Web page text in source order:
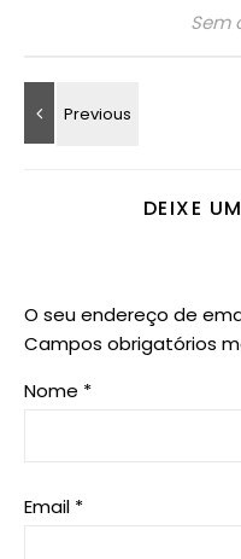
Sem
DEIXE
O seu endereço de
Campos obrigatórios
Nome *
Email *